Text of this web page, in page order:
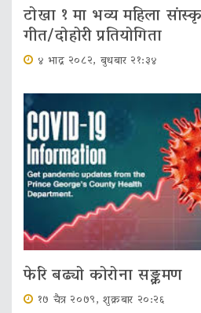
टोखा १ मा भव्य महिला
गीत/दोहोरी प्रतियोगिता
४ भाद्र २०८२, बुधबार २१:३४
फेरि बढ्यो कोरोना सङ्क्रमण
१७ चैत्र २०७९, शुक्रबार २०:२६